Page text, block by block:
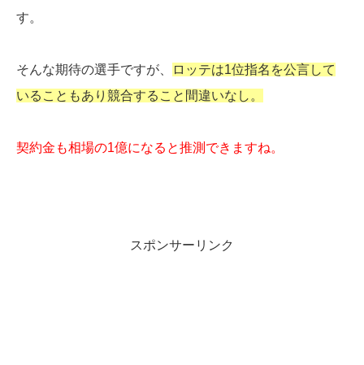
す。
そんな期待の選手ですが、
ロッテは1位指名を公言して
いることもあり競合すること間違いなし。
契約金も相場の1億になると推測できますね。
スポンサーリンク